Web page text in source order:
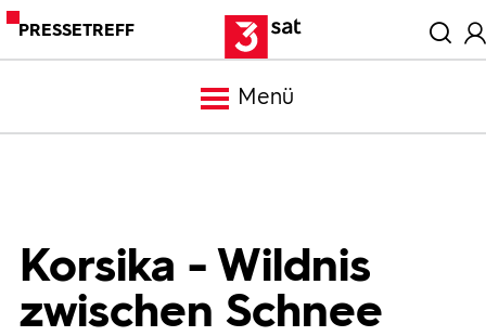
PRESSETREFF
Menü
Mediathek
Korsika - Wildnis
zwischen Schnee